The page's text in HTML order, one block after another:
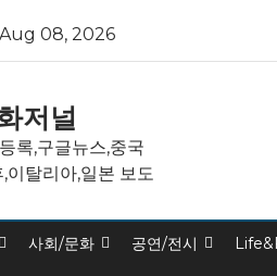
08, 2026
저널
록,구글뉴스,중국
이탈리아,일본 보도
사회/문화 공연/전시